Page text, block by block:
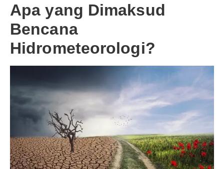
Apa yang Dimaksud
Bencana
Hidrometeorologi?